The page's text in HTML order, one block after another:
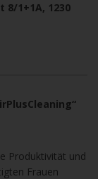
8/1+1A, 1230
Produktivität und
Frauen